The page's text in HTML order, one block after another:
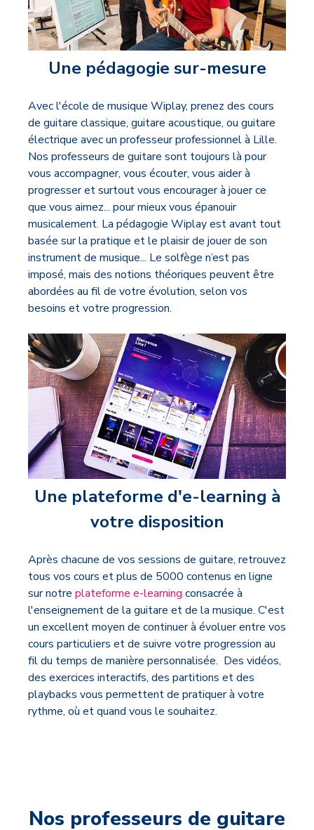
Une pédagogie sur-mesure
Avec l'école de musique Wiplay, prenez des cours
de guitare classique, guitare acoustique, ou guitare
électrique avec un professeur professionnel à Lille.
Nos professeurs de guitare sont toujours là pour
vous accompagner, vous écouter, vous aider à
progresser et surtout vous encourager à jouer ce
que vous aimez... pour mieux vous épanouir
musicalement. La pédagogie Wiplay est avant tout
basée sur la pratique et le plaisir de jouer de son
instrument de musique... Le solfège n’est pas
imposé, mais des notions théoriques peuvent être
abordées au fil de votre évolution, selon vos
besoins et votre progression.
Une plateforme d'e-learning à
votre disposition
Après chacune de vos sessions de guitare, retrouvez
tous vos cours et plus de 5000 contenus en ligne
sur notre plateforme e-learning consacrée à
l'enseignement de la guitare et de la musique. C'est
un excellent moyen de continuer à évoluer entre vos
cours particuliers et de suivre votre progression au
fil du temps de manière personnalisée. Des vidéos,
des exercices interactifs, des partitions et des
playbacks vous permettent de pratiquer à votre
rythme, où et quand vous le souhaitez.
Nos professeurs de guitare